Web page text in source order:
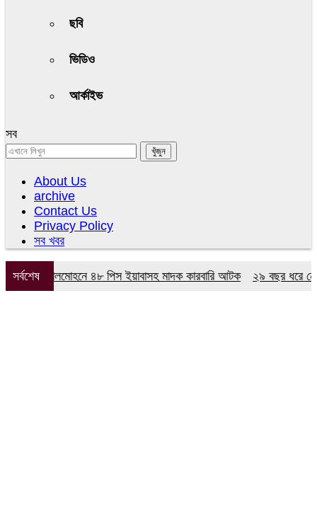
ছবি
ভিডিও
আর্কাইভ
সব
About Us
archive
Contact Us
Privacy Policy
সব খবর
সর্বশেষ
লালমোহনে ৪৮ পিস ইয়াবাসহ মাদক কারবারি আটক ২৯ বছর ধরে নেই